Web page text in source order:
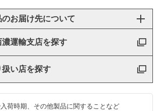
お届け先について
運輸支店を探す
い店を探す
荷時期、その他製品に関することなど